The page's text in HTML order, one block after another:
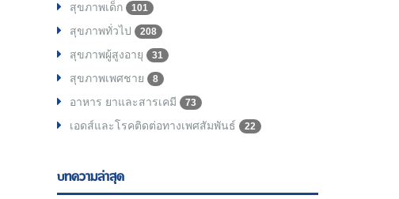
สุขภาพเด็ก 101
สุขภาพทั่วไป 208
สุขภาพผู้สูงอายุ 31
สุขภาพเพศชาย 8
อาหาร ยาและสารเคมี 73
เอดส์และโรคติดต่อทางเพศสัมพันธ์ 22
บทความล่าสุด